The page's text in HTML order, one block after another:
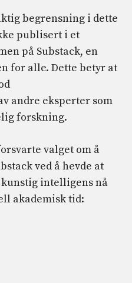
begrensning i dette
publisert i et
på Substack, en
for alle. Dette betyr at
andre eksperter som
forskning.
valget om å
ved å hevde at
intelligens nå
akademisk tid: